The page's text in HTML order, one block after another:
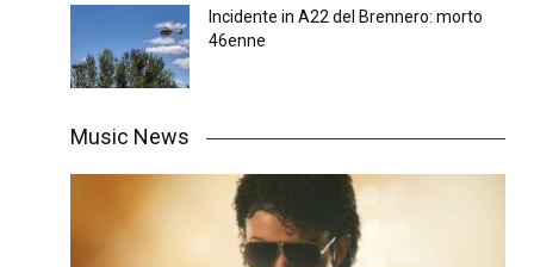
Incidente in A22 del Brennero: morto
46enne
Music News